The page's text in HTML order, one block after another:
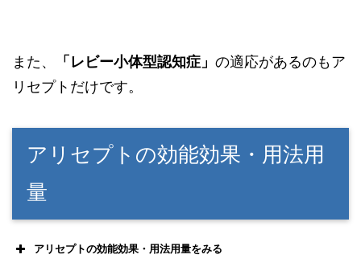
また、 「レビー小体型認知症」 の適応があるのもア
リセプトだけです。
アリセプトの効能効果・用法用
量
アリセプトの効能効果・用法用量をみる